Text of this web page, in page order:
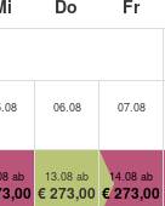
Do Fr
06.08 07.08
ab 13.08 ab
€ 273,00
14.08 ab
€ 273,00